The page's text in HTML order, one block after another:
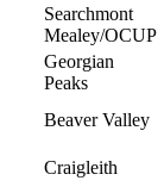
Searchmont
Mealey/OCUP
Georgian
Peaks
Beaver Valley
Craigleith